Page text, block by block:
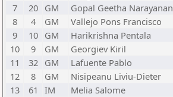
7
20 GM Gopal Geetha Narayanan
8
4 GM Vallejo Pons Francisco
9
10 GM Harikrishna Pentala
10
9 GM Georgiev Kiril
11
32 GM Lafuente Pablo
12
8 GM Nisipeanu Liviu-Dieter
13
61 IM Melia Salome